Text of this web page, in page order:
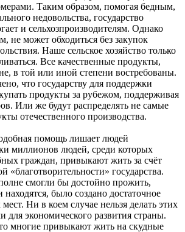
Таким образом, помогая бедным,
недовольства, государство
и сельхозпроизводителям. Однако
не может обходиться без закупок
Наше сельское хозяйство только
Все качественные продукты,
в той или иной степени востребованы.
что государству для поддержки
продукты за рубежом, поддерживая
Или же будут распределять не самые
отечественного производства.
помощь лишает людей
миллионов людей, среди которых
граждан, привыкают жить за счёт
«благотворительности» государства.
смогли бы достойно прожить,
было создано достаточное
Ни в коем случае нельзя делать этих
для экономического развития страны.
многие привыкают жить на скудные